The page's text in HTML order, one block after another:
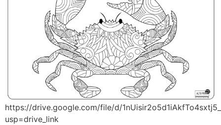
https://drive.google.com/file/d/
usp=drive_link